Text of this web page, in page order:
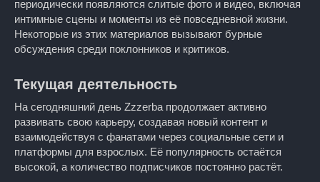
периодически появляются слитые фото и видео, включая
интимные сцены и моменты из её повседневной жизни.
Некоторые из этих материалов вызывают бурные
обсуждения среди поклонников и критиков.
Текущая деятельность
На сегодняшний день Zzzerba продолжает активно
развивать свою карьеру, создавая новый контент и
взаимодействуя с фанатами через социальные сети и
платформы для взрослых. Её популярность остаётся
высокой, а количество подписчиков постоянно растёт.